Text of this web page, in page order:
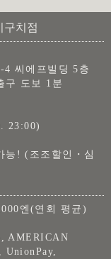
구치점
씨에프빌딩 5층
구 도보 1분
23:00)
능! (조조할인・심
엔(연회 평균)
AMERICAN